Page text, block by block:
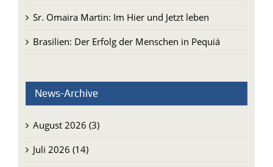
Sr. Omaira Martin: Im Hier und Jetzt leben
Brasilien: Der Erfolg der Menschen in Pequiá
News-Archive
August 2026 (3)
Juli 2026 (14)